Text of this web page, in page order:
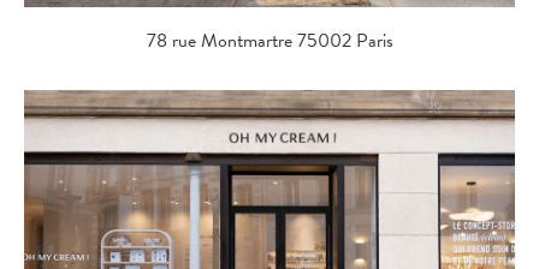
78 rue Montmartre 75002 Paris